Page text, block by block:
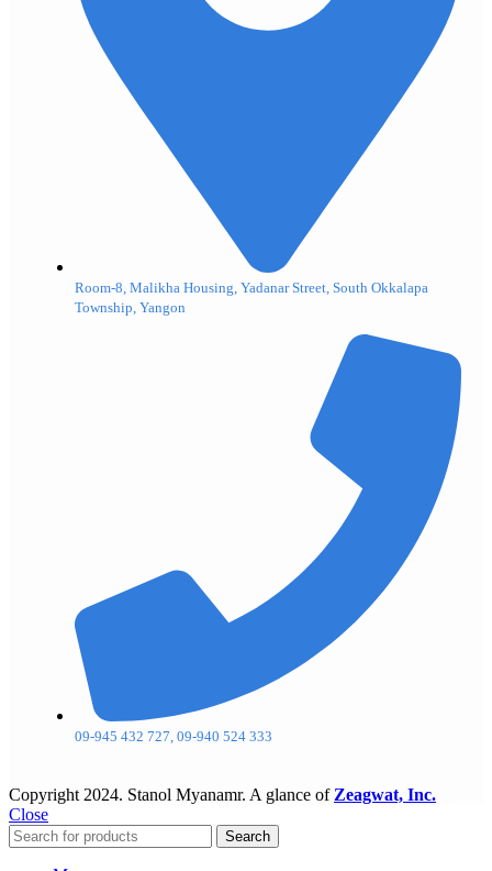
Room-8, Malikha Housing, Yadanar Street, South Okkalapa
Township, Yangon
09-945 432 727, 09-940 524 333
Copyright 2024. Stanol Myanamr. A glance of Zeagwat, Inc.
Close
Search